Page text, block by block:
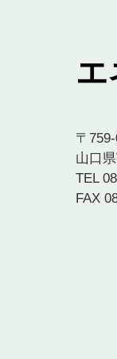
エ
〒
山口
TEL
FAX